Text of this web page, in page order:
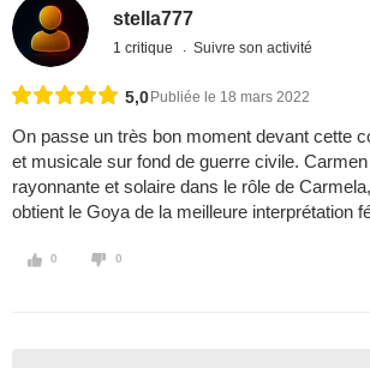
stella777
1 critique Suivre son activité
5,0 Publiée le 18 mars 2022
On passe un très bon moment devant cette
et musicale sur fond de guerre civile.
rayonnante et solaire dans le rôle de
obtient le Goya de la meilleure interprétation
0 0